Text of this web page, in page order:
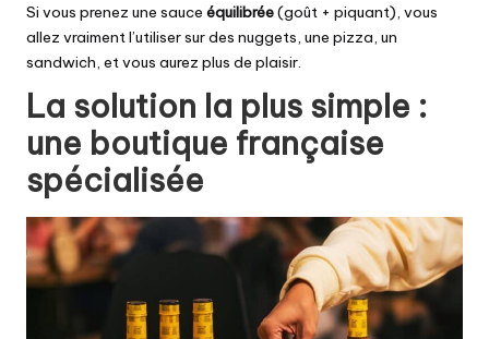
Si vous prenez une sauce équilibrée(goût + piquant), vous
allez vraiment l’utiliser sur des nuggets, une pizza, un
sandwich, et vous aurez plus de plaisir.
La solution la plus simple :
une boutique française
spécialisée